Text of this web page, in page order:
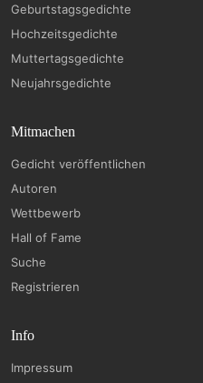
Geburtstagsgedichte
Hochzeitsgedichte
Muttertagsgedichte
Neujahrsgedichte
Mitmachen
Gedicht veröffentlichen
Autoren
Wettbewerb
Hall of Fame
Suche
Registrieren
Info
Impressum